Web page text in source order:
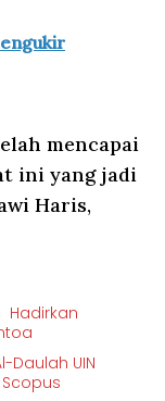
mencapai
ini yang jadi
Haris,
Hadirkan
Daulah UIN